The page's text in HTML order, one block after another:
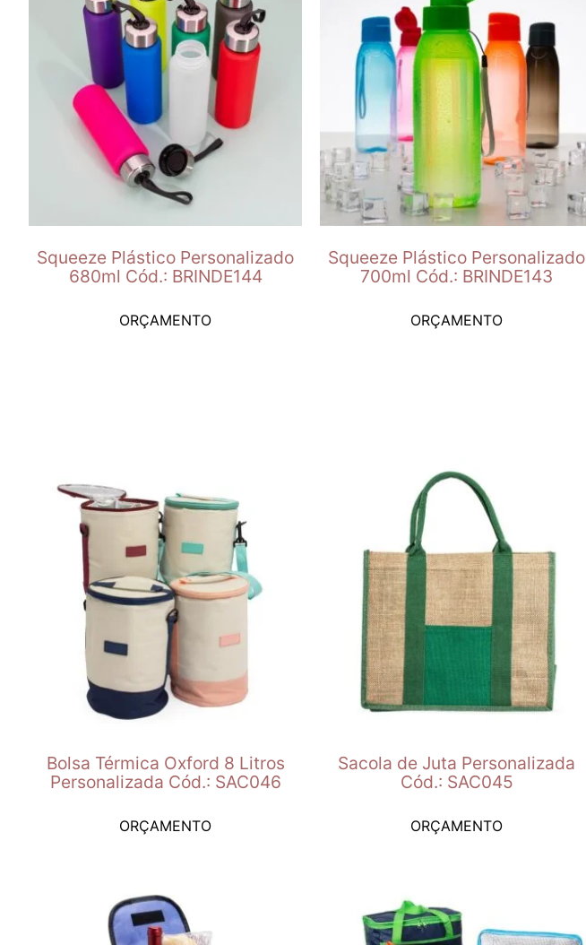
Squeeze Plástico Personalizado
680ml Cód.: BRINDE144
ORÇAMENTO
Squeeze Plástico Personalizado
700ml Cód.: BRINDE143
ORÇAMENTO
Bolsa Térmica Oxford 8 Litros
Personalizada Cód.: SAC046
ORÇAMENTO
Sacola de Juta Personalizada
Cód.: SAC045
ORÇAMENTO